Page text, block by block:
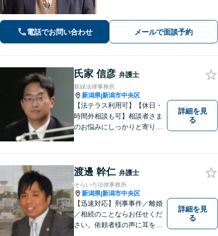
電話でお問い合わせ メールで面談予約
氏家 信彦 弁護士
新緑法律事務所
新潟県|新潟市中央区
【法テラス利用可】【休日・
時間外相談も可】相談者さま
のお悩みにしっかりと寄り添
業・行政窓口など適切な相談
先をご紹介しています。
詳細を見
る
渡邊 幹仁 弁護士
そらいろ法律事務所
新潟県|新潟市中央区
【迅速対応】刑事事件／離婚
／相続のことならお任せくだ
さい。依頼者様の声に耳を傾
詳細を見
る